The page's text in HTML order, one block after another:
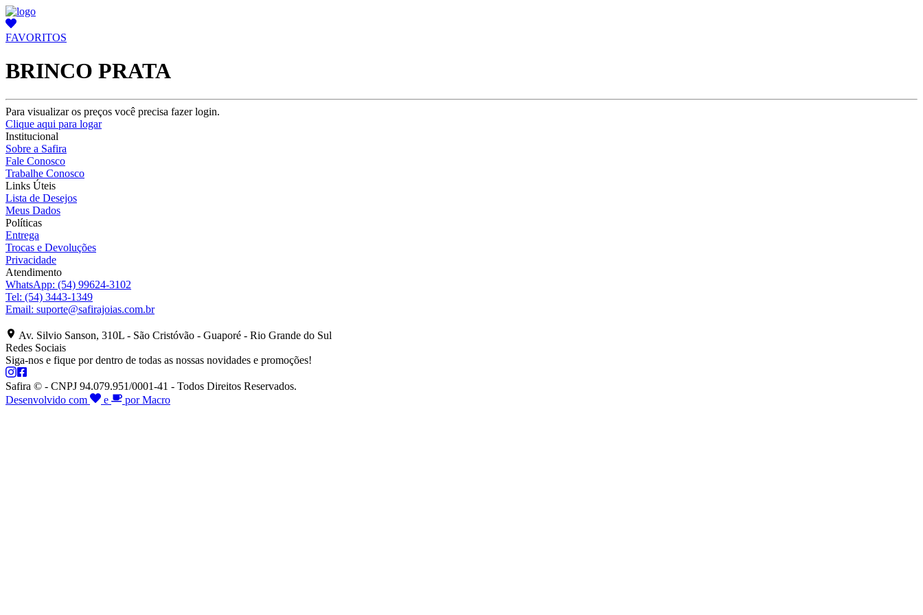
FAVORITOS
BRINCO PRATA
Para visualizar os preços você precisa fazer login.
Clique aqui para logar
Institucional
Sobre a Safira
Fale Conosco
Trabalhe Conosco
Links Úteis
Lista de Desejos
Meus Dados
Políticas
Entrega
Trocas e Devoluções
Privacidade
Atendimento
WhatsApp: (54) 99624-3102
Tel: (54) 3443-1349
Email: suporte@safirajoias.com.br
Av. Silvio Sanson, 310L - São Cristóvão - Guaporé - Rio Grande do Sul
Redes Sociais
Siga-nos e fique por dentro de todas as nossas novidades e promoções!
Safira © - CNPJ 94.079.951/0001-41 - Todos Direitos Reservados.
Desenvolvido com
e por Macro